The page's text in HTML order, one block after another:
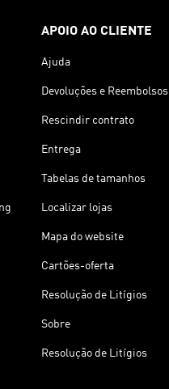
APOIO AO CLIENTE
Ajuda
Devoluções e Reembolsos
Rescindir contrato
Entrega
Tabelas de tamanhos
Localizar lojas
Mapa do website
Cartões-oferta
Resolução de Litígios
Sobre
Resolução de Litígios